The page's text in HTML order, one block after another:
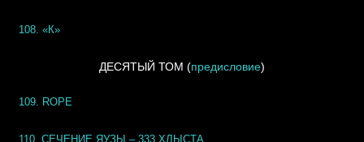
108. «К»
ДЕСЯТЫЙ ТОМ (предисловие)
109. ROPE
110. СЕЧЕНИЕ ЯУЗЫ – 333 ХЛЫСТА